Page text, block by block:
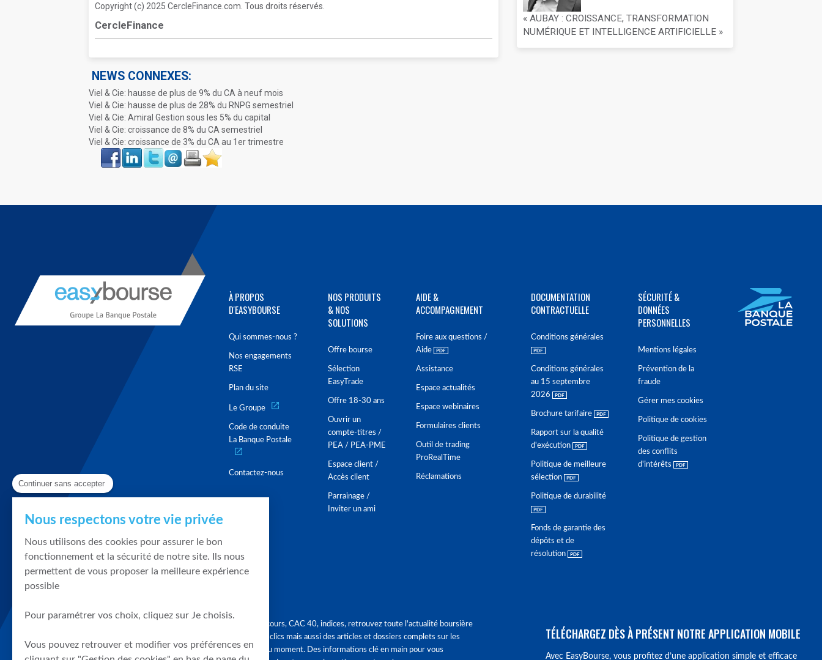
Copyright (c) 2025 CercleFinance.com. Tous droits réservés.
CercleFinance
NEWS CONNEXES:
Viel & Cie: hausse de plus de 9% du CA à neuf mois
Viel & Cie: hausse de plus de 28% du RNPG semestriel
Viel & Cie: Amiral Gestion sous les 5% du capital
Viel & Cie: croissance de 8% du CA semestriel
Viel & Cie: croissance de 3% du CA au 1er trimestre
Face
book
LinkIn Twitter Envoyer ImprimerFavoris
« AUBAY : CROISSANCE, TRANSFORMATION
NUMÉRIQUE ET INTELLIGENCE ARTIFICIELLE »
À PROPOS
D'EASYBOURSE
Qui sommes-nous ?
Nos engagements
RSE
Plan du site
Le Groupe
Code de conduite
La Banque Postale
Contactez-nous
NOS PRODUITS
& NOS
SOLUTIONS
Offre bourse
Sélection
EasyTrade
Offre 18-30 ans
Ouvrir un
compte-titres /
PEA / PEA-PME
Espace client /
Accès client
Parrainage /
Inviter un ami
AIDE &
ACCOMPAGNEMENT
Foire aux questions /
Aide
Assistance
Espace actualités
Espace webinaires
Formulaires clients
Outil de trading
ProRealTime
Réclamations
DOCUMENTATION
CONTRACTUELLE
Conditions générales
Conditions générales
au 15 septembre
2026
Brochure tarifaire
Rapport sur la qualité
d'exécution
Politique de meilleure
sélection
Politique de durabilité
Fonds de garantie des
dépôts et de
résolution
SÉCURITÉ &
DONNÉES
PERSONNELLES
Mentions légales
Prévention de la
fraude
Gérer mes cookies
Politique de cookies
Politique de gestion
des conflits
d'intérêts
Graphique, cours, CAC 40, indices, retrouvez toute l'actualité boursière
en quelques clics mais aussi des articles et dossiers complets sur les
tendances du moment. Des informations clé en main pour vous
TÉLÉCHARGEZ DÈS À PRÉSENT NOTRE APPLICATION MOBILE
Avec EasyBourse, vous profitez d’une application simple et efficace
Continuer sans accepter
Nous respectons votre vie privée
Nous utilisons des cookies pour assurer le bon
fonctionnement et la sécurité de notre site. Ils nous
permettent de vous proposer la meilleure expérience
possible
Pour paramétrer vos choix, cliquez sur Je choisis.
Vous pouvez retrouver et modifier vos préférences en